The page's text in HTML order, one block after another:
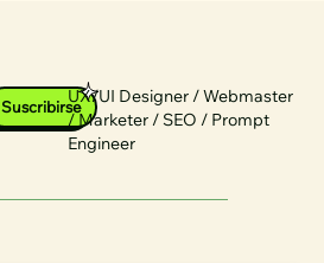
SuscribirseUX/UI Designer / Webmaster
/ Marketer / SEO / Prompt
Engineer